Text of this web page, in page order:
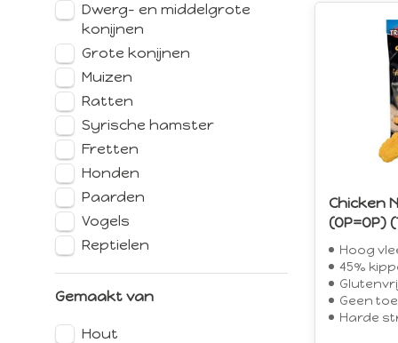
Dwerg- en middelgrote
konijnen
Grote konijnen
Muizen
Ratten
Syrische hamster
Fretten
Honden
Paarden
Vogels
Reptielen
Gemaakt van
Hout
In het
België en
Ondanks
Een
TRIXIE
Daarbij
actuele
Kortom:
Chicken
(OP=OP)
Hoog
45%
Geen
Harde